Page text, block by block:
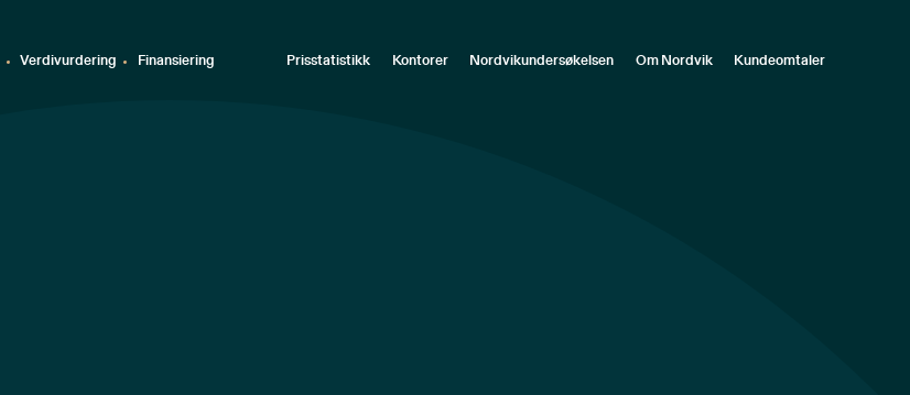
Verdivurdering Finansiering Prisstatistikk Kontorer Nordvikundersøkelsen Om Nordvik Kundeomtaler